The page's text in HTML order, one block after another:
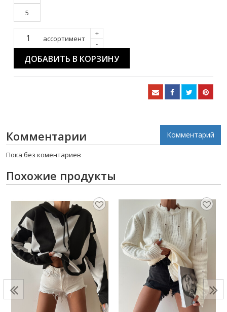
5
ассортимент
+
-
ДОБАВИТЬ В КОРЗИНУ
Комментарии Комментарий
Пока без коментариев
Похожие продукты